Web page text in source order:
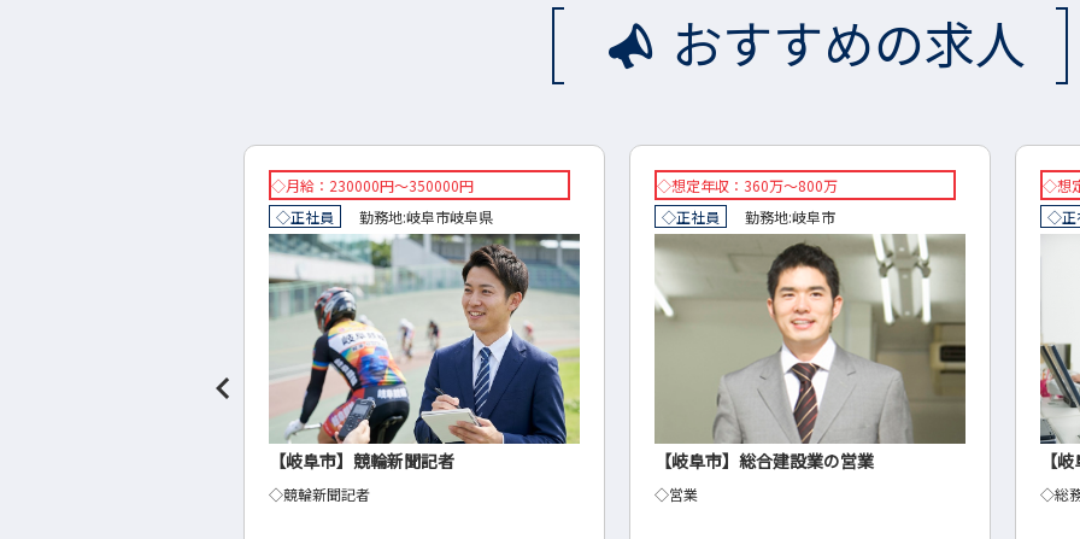
おすすめの求人
◇月給：230000円～350000円
◇正社員
勤務地:岐阜市岐阜県
【岐阜市】競輪新聞記者
◇競輪新聞記者
◇想定年収：360万～800万
◇正社員
勤務地:岐阜市
【岐阜市】総合建設業の営業
◇営業
◇想
◇正
【
◇総